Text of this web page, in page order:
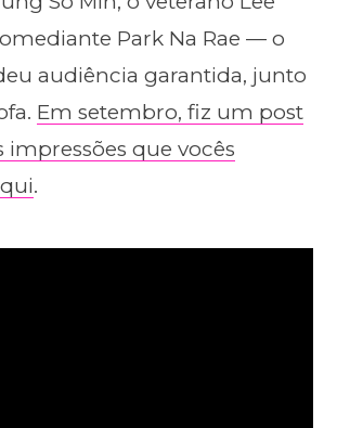
Park Na Rae — o
audiência garantida, junto
Em setembro, fiz um post
que vocês
.